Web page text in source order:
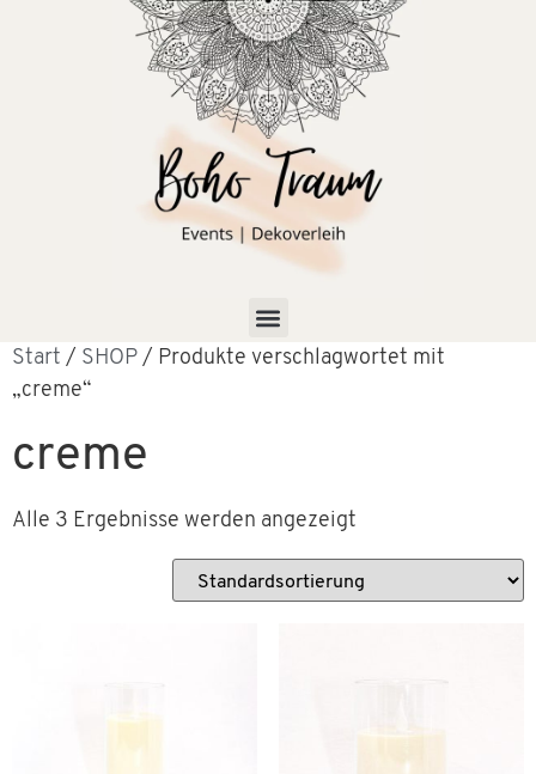
Start / SHOP / Produkte verschlagwortet mit
„creme“
creme
Alle 3 Ergebnisse werden angezeigt